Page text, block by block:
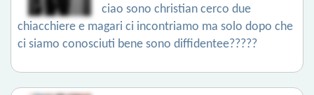
ciao sono christian cerco due
chiacchiere e magari ci incontriamo ma solo dopo che
ci siamo conosciuti bene sono diffidentee?????